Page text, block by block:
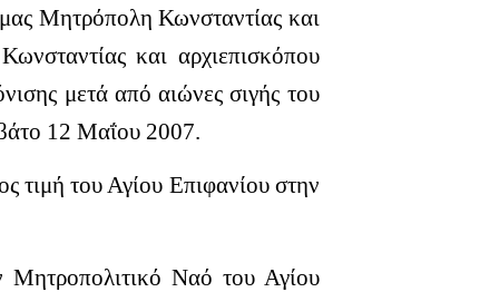
Μητρόπολη Κωνσταντίας και
και αρχιεπισκόπου
μετά από αιώνες σιγής του
12 Μαΐου 2007.
τιμή του Αγίου Επιφανίου στην
Μητροπολιτικό Ναό του Αγίου